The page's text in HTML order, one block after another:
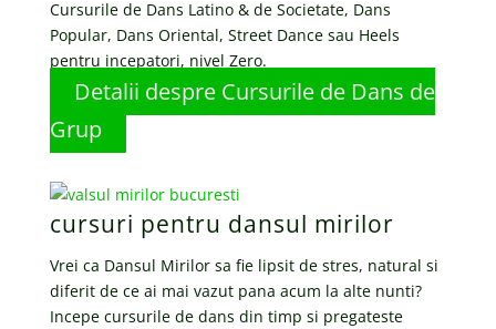
Cursurile de Dans Latino & de Societate, Dans
Popular, Dans Oriental, Street Dance sau Heels
pentru incepatori, nivel Zero.
Detalii despre Cursurile de Dans de
Grup
cursuri pentru dansul mirilor
Vrei ca Dansul Mirilor sa fie lipsit de stres, natural si
diferit de ce ai mai vazut pana acum la alte nunti?
Incepe cursurile de dans din timp si pregateste